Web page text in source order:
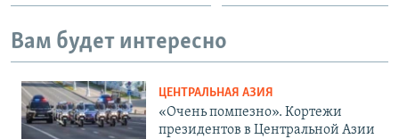
Вам будет интересно
ЦЕНТРАЛЬНАЯ АЗИЯ
«Очень помпезно». Кортежи
президентов в Центральной Азии